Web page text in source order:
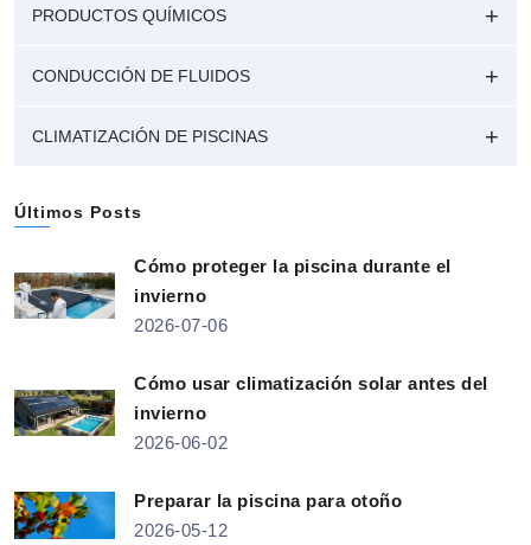
PRODUCTOS QUÍMICOS
CONDUCCIÓN DE FLUIDOS
CLIMATIZACIÓN DE PISCINAS
Últimos Posts
Cómo proteger la piscina durante el
invierno
2026-07-06
Cómo usar climatización solar antes del
invierno
2026-06-02
Preparar la piscina para otoño
2026-05-12